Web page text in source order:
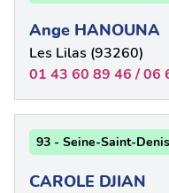
Ange HANOUNA
Les Lilas (93260)
01 43 60 89 46 / 06
93 - Seine-Saint-Denis
CAROLE DJIAN